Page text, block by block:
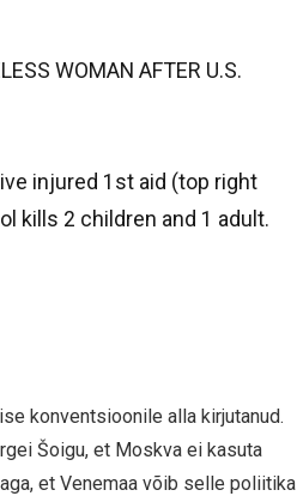
WOMAN AFTER U.S.
injured 1st aid (top right
kills 2 children and 1 adult.
konventsioonile alla kirjutanud.
Šoigu, et Moskva ei kasuta
et Venemaa võib selle poliitika